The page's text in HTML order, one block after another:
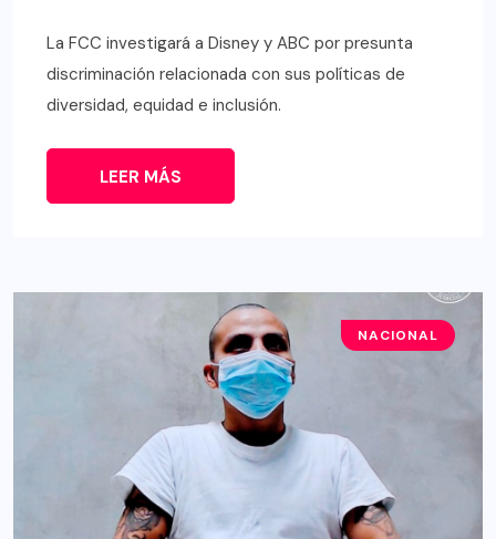
La FCC investigará a Disney y ABC por presunta
discriminación relacionada con sus políticas de
diversidad, equidad e inclusión.
LEER MÁS
NACIONAL